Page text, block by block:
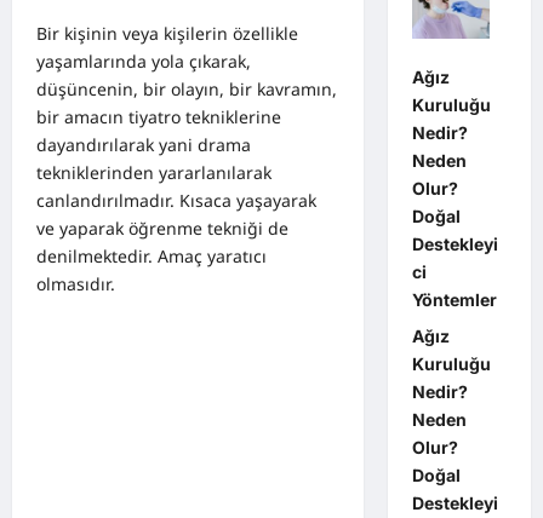
Bir kişinin veya kişilerin özellikle
yaşamlarında yola çıkarak,
düşüncenin, bir olayın, bir kavramın,
bir amacın tiyatro tekniklerine
dayandırılarak yani drama
tekniklerinden yararlanılarak
canlandırılmadır. Kısaca yaşayarak
ve yaparak öğrenme tekniği de
denilmektedir. Amaç yaratıcı
olmasıdır.
Ağız
Kuruluğu
Nedir?
Neden
Olur?
Doğal
Destekleyi
ci
Yöntemler
Ağız
Kuruluğu
Nedir?
Neden
Olur?
Doğal
Destekleyi